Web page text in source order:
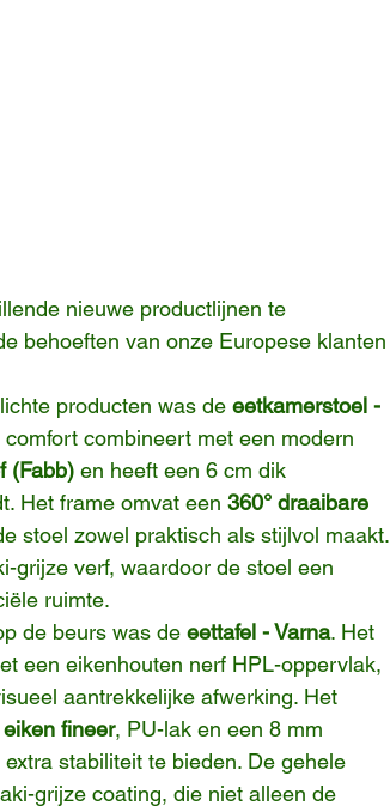
nieuwe productlijnen te
behoeften van onze Europese klanten
producten was de eetkamerstoel -
combineert met een modern
(Fabb) en heeft een 6 cm dik
Het frame omvat een 360° draaibare
stoel zowel praktisch als stijlvol maakt.
grijze verf, waardoor de stoel een
ruimte.
de beurs was de eettafel - Varna. Het
een eikenhouten nerf HPL-oppervlak,
aantrekkelijke afwerking. Het
fineer, PU-lak en een 8 mm
stabiliteit te bieden. De gehele
grijze coating, die niet alleen de